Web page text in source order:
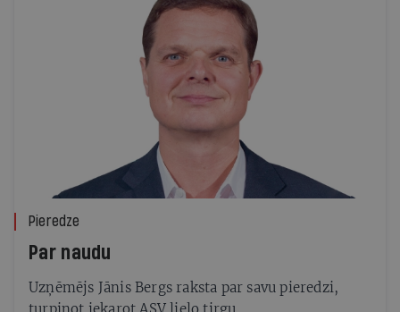
Pieredze
Par naudu
Uzņēmējs Jānis Bergs raksta par savu pieredzi,